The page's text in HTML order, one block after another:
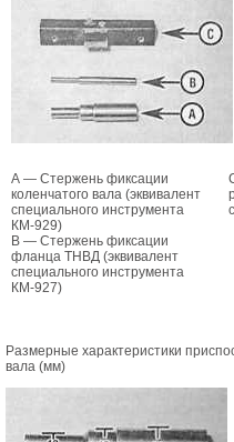
А — Стержень фиксации
коленчатого вала (эквивалент
специального инструмента
КМ-929)
В — Стержень фиксации
фланца ТНВД (эквивалент
специального инструмента
КМ-927)
Размерные характеристики
вала (мм)